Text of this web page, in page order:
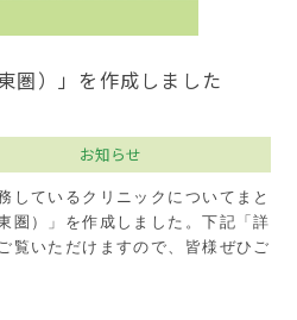
圏）」を作成しました
お知らせ
しているクリニックについてまと
圏）」を作成しました。下記「詳
覧いただけますので、皆様ぜひご